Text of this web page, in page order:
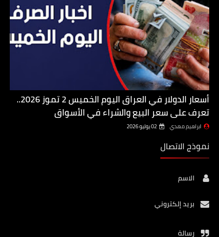
أسعار الدولار في العراق اليوم الخميس 2 تموز 2026..
تعرف على سعر البيع والشراء في الأسواق
ابراهيم مهدي 02 يوليو 2026
نموذج الاتصال
الاسم
بريد إلكتروني
رسالة